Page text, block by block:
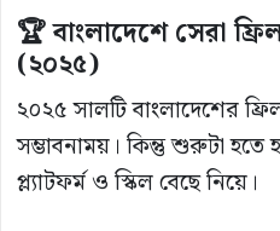
🏆 বাংলাদেশে সেরা
(২০২৫)
২০২৫ সালটি বাংলাদেশের
সম্ভাবনাময়। কিন্তু শুরুটা
প্ল্যাটফর্ম ও স্কিল বেছে নিয়ে।